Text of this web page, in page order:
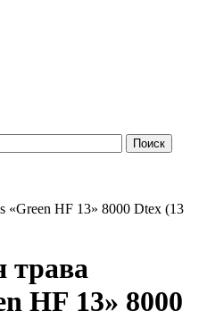
«Green HF 13» 8000 Dtex (13
трава
HF 13» 8000